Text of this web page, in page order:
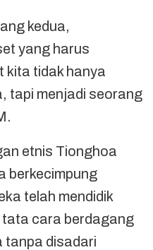
kedua,
yang harus
kita tidak hanya
tapi menjadi seorang
etnis Tionghoa
berkecimpung
telah mendidik
cara berdagang
tanpa disadari